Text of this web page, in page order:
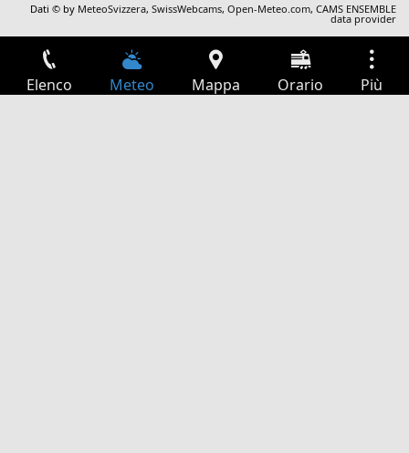
Dati © by MeteoSvizzera,SwissWebcams,Open-Meteo.com,CAMS ENSEMBLE
data provider
Elenco Meteo Mappa Orario Più